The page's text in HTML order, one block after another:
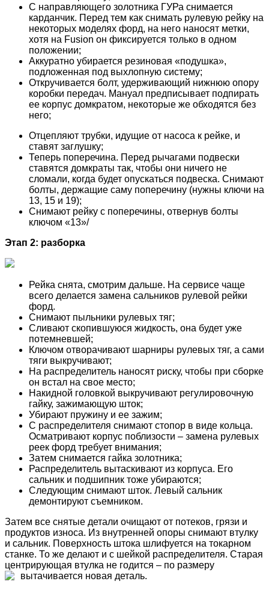
С направляющего золотника ГУРа снимается
карданчик. Перед тем как снимать рулевую рейку на
некоторых моделях форд, на него наносят метки,
хотя на Fusion он фиксируется только в одном
положении;
Аккуратно убирается резиновая «подушка»,
подложенная под выхлопную систему;
Откручивается болт, удерживающий нижнюю опору
коробки передач. Мануал предписывает подпирать
ее корпус домкратом, некоторые же обходятся без
него;
Отцепляют трубки, идущие от насоса к рейке, и
ставят заглушку;
Теперь поперечина. Перед рычагами подвески
ставятся домкраты так, чтобы они ничего не
сломали, когда будет опускаться подвеска. Снимают
болты, держащие саму поперечину (нужны ключи на
13, 15 и 19);
Снимают рейку с поперечины, отвернув болты
ключом «13»/
Этап 2: разборка
Рейка снята, смотрим дальше. На сервисе чаще
всего делается замена сальников рулевой рейки
форд.
Cнимают пыльники рулевых тяг;
Сливают скопившуюся жидкость, она будет уже
потемневшей;
Ключом отворачивают шарниры рулевых тяг, а сами
тяги выкручивают;
На распределитель наносят риску, чтобы при сборке
он встал на свое место;
Накидной головкой выкручивают регулировочную
гайку, зажимающую шток;
Убирают пружину и ее зажим;
С распределителя снимают стопор в виде кольца.
Осматривают корпус поблизости – замена рулевых
реек форд требует внимания;
Затем снимается гайка золотника;
Распределитель вытаскивают из корпуса. Его
сальник и подшипник тоже убираются;
Следующим снимают шток. Левый сальник
демонтируют съемником.
Затем все снятые детали очищают от потеков, грязи и
продуктов износа. Из внутренней опоры снимают втулку
и сальник. Поверхность штока шлифуется на токарном
станке. То же делают и с шейкой распределителя. Старая
центрирующая втулка не годится – по размеру
вытачивается новая деталь.